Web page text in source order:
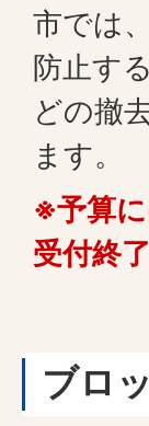
市では
防止す
どの撤
ます。
※予算
受付終
ブロ